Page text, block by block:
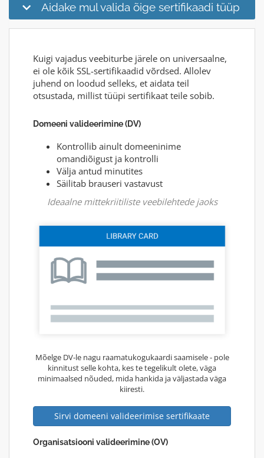
Aidake mul valida õige sertifikaadi tüüp
Kuigi vajadus veebiturbe järele on universaalne,
ei ole kõik SSL-sertifikaadid võrdsed. Allolev
juhend on loodud selleks, et aidata teil
otsustada, millist tüüpi sertifikaat teile sobib.
Domeeni valideerimine (DV)
Kontrollib ainult domeeninime
omandiõigust ja kontrolli
Välja antud minutites
Säilitab brauseri vastavust
Ideaalne mittekriitiliste veebilehtede jaoks
Mõelge DV-le nagu raamatukogukaardi saamisele - pole
kinnitust selle kohta, kes te tegelikult olete, väga
minimaalsed nõuded, mida hankida ja väljastada väga
kiiresti.
Sirvi domeeni valideerimise sertifikaate
Organisatsiooni valideerimine (OV)